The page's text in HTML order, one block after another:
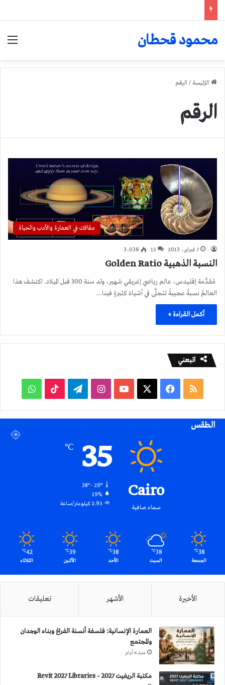
محمود قحطان
الرّئيسة / الرقم
الرقم
مقالات في العمارة والأدب والحياة
7 فبراير، 2013 15 3٬038
النسبة الذهبية Golden Ratio
مُقدَّمة إقليدس، عالم رياضي إغريقي شهير، ولد سنة 300 قبل الميلاد. اكتشفَ هذا
العالمُ نسبةً عجيبةً تتجلَّى في أشياءَ كثيرةٍ فينا…
أكمل القراءة »
اتبعني
ملخص
الموقع
فيسبوك ‫YouTubeانستقرامتيلقرام ‫TikTokواتساب
الطقس
Cairo
سماء صافية
35
℃
38º - 29º
19%
2.95 كيلومتر/ساعة
38
℃
الجمعة
38
℃
السبت
38
℃
الأحد
39
℃
الأثنين
42
℃
الثلاثاء
الأخيرة الأشهر تعليقات
العمارة الإنسانية: فلسفة أنسنة الفراغ وبناء الوجدان
والمجتمع
منذ 6 أيام
مكتبة الريفيت 2027 – Revit 2027 Libraries